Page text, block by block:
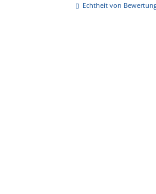
Echtheit von